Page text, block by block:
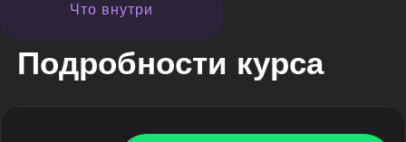
Что внутри
Подробности курса